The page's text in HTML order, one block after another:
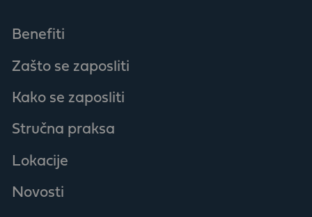
Benefiti
Zašto se zaposliti
Kako se zaposliti
Stručna praksa
Lokacije
Novosti